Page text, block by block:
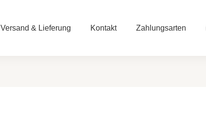
Versand & Lieferung Kontakt Zahlungsarten